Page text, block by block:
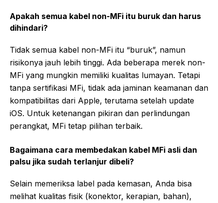
Apakah semua kabel non-MFi itu buruk dan harus
dihindari?
Tidak semua kabel non-MFi itu “buruk”, namun
risikonya jauh lebih tinggi. Ada beberapa merek non-
MFi yang mungkin memiliki kualitas lumayan. Tetapi
tanpa sertifikasi MFi, tidak ada jaminan keamanan dan
kompatibilitas dari Apple, terutama setelah update
iOS. Untuk ketenangan pikiran dan perlindungan
perangkat, MFi tetap pilihan terbaik.
Bagaimana cara membedakan kabel MFi asli dan
palsu jika sudah terlanjur dibeli?
Selain memeriksa label pada kemasan, Anda bisa
melihat kualitas fisik (konektor, kerapian, bahan),